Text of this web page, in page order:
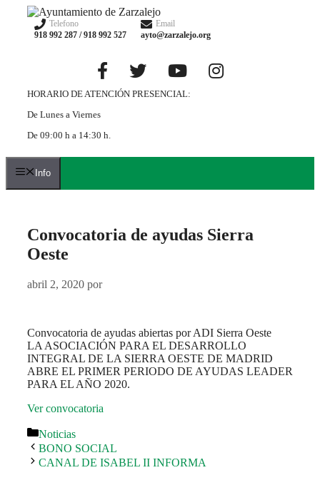
Saltar
contenido
Telefono
918 992 287 / 918 992 527
Email
ayto@zarzalejo.org
HORARIO DE ATENCIÓN PRESENCIAL:
De Lunes a Viernes
De 09:00 h a 14:30 h.
Info
Convocatoria de ayudas Sierra
Oeste
abril 2, 2020 por
Convocatoria de ayudas abiertas por ADI Sierra Oeste
LA ASOCIACIÓN PARA EL DESARROLLO
INTEGRAL DE LA SIERRA OESTE DE MADRID
ABRE EL PRIMER PERIODO DE AYUDAS LEADER
PARA EL AÑO 2020.
Ver convocatoria
Categorías
Noticias
BONO SOCIAL
CANAL DE ISABEL II INFORMA